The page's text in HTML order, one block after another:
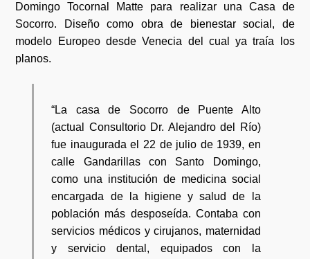
Domingo Tocornal Matte para realizar una Casa de
Socorro. Diseño como obra de bienestar social, de
modelo Europeo desde Venecia del cual ya traía los
planos.
“La casa de Socorro de Puente Alto
(actual Consultorio Dr. Alejandro del Río)
fue inaugurada el 22 de julio de 1939, en
calle Gandarillas con Santo Domingo,
como una institución de medicina social
encargada de la higiene y salud de la
población más desposeída. Contaba con
servicios médicos y cirujanos, maternidad
y servicio dental, equipados con la